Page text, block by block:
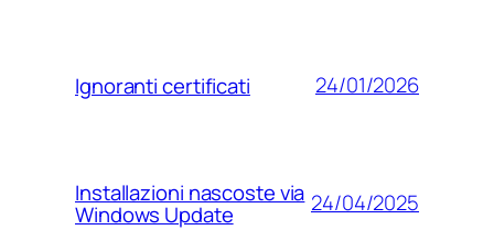
Ignoranti certificati 24/01/2026
Installazioni nascoste via
Windows Update 24/04/2025